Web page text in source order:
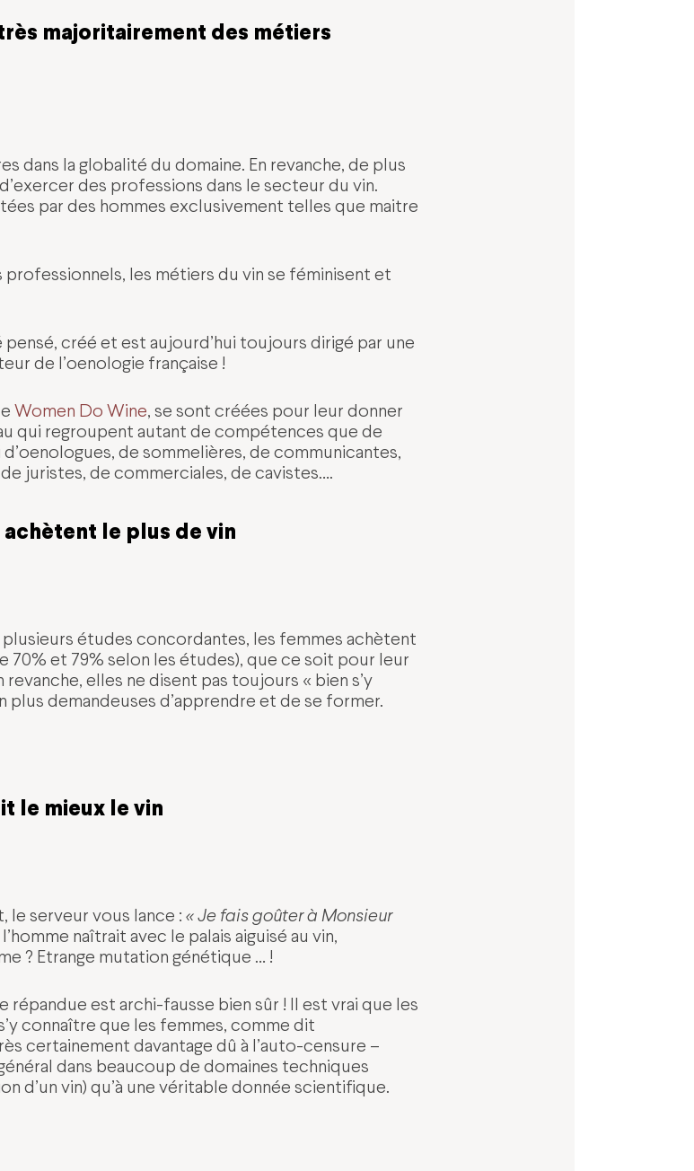
majoritairement des métiers
dans la globalité du domaine. En revanche, de plus
des professions dans le secteur du vin.
par des hommes exclusivement telles que maitre
les métiers du vin se féminisent et
créé et est aujourd’hui toujours dirigé par une
de l’oenologie française !
Women Do Wine, se sont créées pour leur donner
qui regroupent autant de compétences que de
d’oenologues, de sommelières, de communicantes,
juristes, de commerciales, de cavistes….
le plus de vin
plusieurs études concordantes, les femmes achètent
70% et 79% selon les études), que ce soit pour leur
elles ne disent pas toujours « bien s’y
plus demandeuses d’apprendre et de se former.
le mieux le vin
le serveur vous lance : « Je fais goûter à Monsieur
naîtrait avec le palais aiguisé au vin,
? Etrange mutation génétique … !
est archi-fausse bien sûr ! Il est vrai que les
connaître que les femmes, comme dit
certainement davantage dû à l’auto-censure –
dans beaucoup de domaines techniques
d’un vin) qu’à une véritable donnée scientifique.